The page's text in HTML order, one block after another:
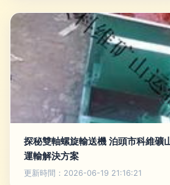
探秘雙軸螺旋輸送機 泊頭市科維礦
運輸解決方案
更新時間：2026-06-19 21:16:21